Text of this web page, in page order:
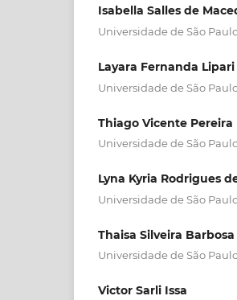
Isabella Salles de
Universidade de São
Layara Fernanda
Universidade de São
Thiago Vicente Pereira
Universidade de São
Lyna Kyria Rodrigues
Universidade de São
Thaisa Silveira Barbosa
Universidade de São
Victor Sarli Issa